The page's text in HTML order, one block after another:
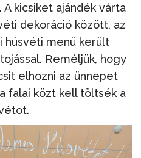
kicsiket ajándék várta
dekoráció között, az
húsvéti menü került
Reméljük, hogy
elhozni az ünnepet
falai közt kell töltsék a